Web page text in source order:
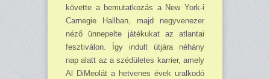
követte a be­mutatkozás a New York-i
Carnegie Hallban, majd negyvenezer
néző ünnepelte játékukat az atlantai
fesztiválon. Így indult útjára néhány
nap alatt az a szédületes karrier, amely
Al DiMeolát a hetvenes évek uralkodó